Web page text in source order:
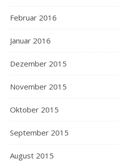
Februar 2016
Januar 2016
Dezember 2015
November 2015
Oktober 2015
September 2015
August 2015